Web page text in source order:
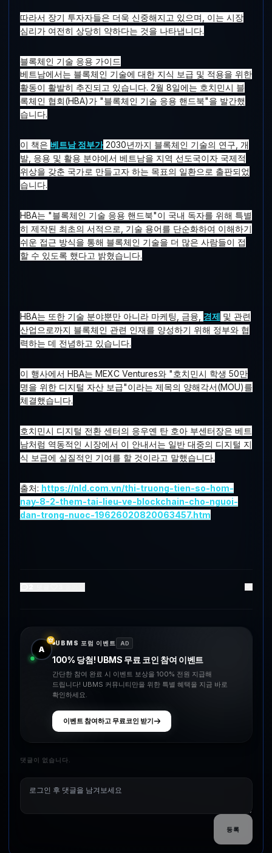
따라서 장기 투자자들은 더욱 신중해지고 있으며, 이는 시장
심리가 여전히 상당히 약하다는 것을 나타냅니다.
블록체인 기술 응용 가이드
베트남에서는 블록체인 기술에 대한 지식 보급 및 적용을 위한
활동이 활발히 추진되고 있습니다. 2월 8일에는 호치민시 블
록체인 협회(HBA)가 "블록체인 기술 응용 핸드북"을 발간했
습니다.
이 책은 베트남 정부가2030년까지 블록체인 기술의 연구, 개
발, 응용 및 활용 분야에서 베트남을 지역 선도국이자 국제적
위상을 갖춘 국가로 만들고자 하는 목표의 일환으로 출판되었
습니다.
HBA는 "블록체인 기술 응용 핸드북"이 국내 독자를 위해 특별
히 제작된 최초의 서적으로, 기술 용어를 단순화하여 이해하기
쉬운 접근 방식을 통해 블록체인 기술을 더 많은 사람들이 접
할 수 있도록 했다고 밝혔습니다.
HBA는 또한 기술 분야뿐만 아니라 마케팅, 금융, 경제 및 관련
산업으로까지 블록체인 관련 인재를 양성하기 위해 정부와 협
력하는 데 전념하고 있습니다.
이 행사에서 HBA는 MEXC Ventures와 "호치민시 학생 50만
명을 위한 디지털 자산 보급"이라는 제목의 양해각서(MOU)를
체결했습니다.
호치민시 디지털 전환 센터의 응우옌 탄 호아 부센터장은 베트
남처럼 역동적인 시장에서 이 안내서는 일반 대중의 디지털 지
식 보급에 실질적인 기여를 할 것이라고 말했습니다.
출처: https://nld.com.vn/thi-truong-tien-so-hom-
nay-8-2-them-tai-lieu-ve-blockchain-cho-nguoi-
dan-trong-nuoc-19626020820063457.htm
A
UBMS 포럼 이벤트 AD
100% 당첨! UBMS 무료 코인 참여 이벤트
간단한 참여 완료 시 이벤트 보상을 100% 전원 지급해
드립니다! UBMS 커뮤니티만을 위한 특별 혜택을 지금 바로
확인하세요.
이벤트 참여하고 무료코인 받기
댓글이 없습니다.
등록